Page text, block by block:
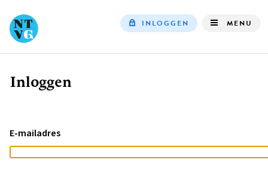
INLOGGEN MENU
Kruimelpad
Inloggen
E-mailadres